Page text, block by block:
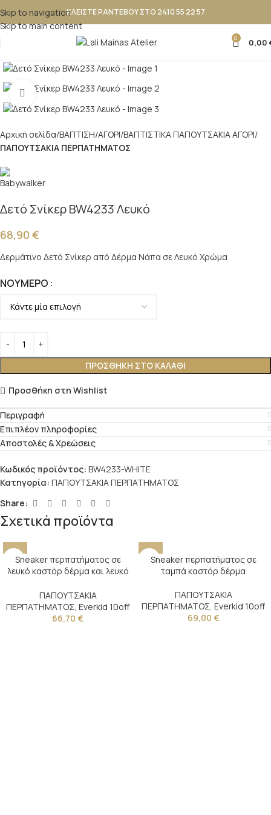
Skip to navigation
Skip to main content
ΚΛΕΙΣΤΕ ΡΑΝΤΕΒΟΥ ΣΤΟ 2410 55 22 57
0 0,00
Κλικ για μεγέθυνση
Αρχική σελίδα ΒΑΠΤΙΣΗ ΑΓΟΡΙ ΒΑΠΤΙΣΤΙΚΑ ΠΑΠΟΥΤΣAKIA ΑΓΟΡΙ
ΠΑΠΟΥΤΣΑΚΙΑ ΠΕΡΠΑΤΗΜΑΤΟΣ
Δετό Σνίκερ BW4233 Λευκό
68,90 €
Δερμάτινο Δετό Σνίκερ από Δέρμα Νάπα σε Λευκό Χρώμα
ΝΟΎΜΕΡΟ
ΠΡΟΣΘΉΚΗ ΣΤΟ ΚΑΛΆΘΙ
Προσθήκη στη Wishlist
Περιγραφή
Επιπλέον πληροφορίες
Αποστολές & Χρεώσεις
Κωδικός προϊόντος: BW4233-WHITE
Κατηγορία: ΠΑΠΟΥΤΣΑΚΙΑ ΠΕΡΠΑΤΗΜΑΤΟΣ
Share:
Σχετικά προϊόντα
Sneaker περπατήματος σε
λευκό καστόρ δέρμα και λευκό
ΠΑΠΟΥΤΣΑΚΙΑ
ΠΕΡΠΑΤΗΜΑΤΟΣ, Everkid 10off
66,70 €
Sneaker περπατήματος σε
ταμπά καστόρ δέρμα
ΠΑΠΟΥΤΣΑΚΙΑ
ΠΕΡΠΑΤΗΜΑΤΟΣ Everkid 10off
69,00 €